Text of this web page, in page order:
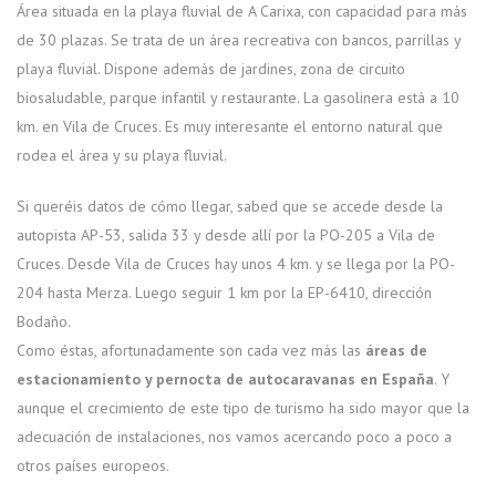
Área situada en la playa fluvial de A Carixa, con capacidad para más
de 30 plazas. Se trata de un área recreativa con bancos, parrillas y
playa fluvial. Dispone además de jardines, zona de circuito
biosaludable, parque infantil y restaurante. La gasolinera está a 10
km. en Vila de Cruces. Es muy interesante el entorno natural que
rodea el área y su playa fluvial.
Si queréis datos de cómo llegar, sabed que se accede desde la
autopista AP-53, salida 33 y desde allí por la PO-205 a Vila de
Cruces. Desde Vila de Cruces hay unos 4 km. y se llega por la PO-
204 hasta Merza. Luego seguir 1 km por la EP-6410, dirección
Bodaño.
Como éstas, afortunadamente son cada vez más las áreas de
estacionamiento y pernocta de autocaravanas en España. Y
aunque el crecimiento de este tipo de turismo ha sido mayor que la
adecuación de instalaciones, nos vamos acercando poco a poco a
otros países europeos.